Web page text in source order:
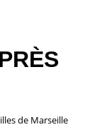
de Marseille